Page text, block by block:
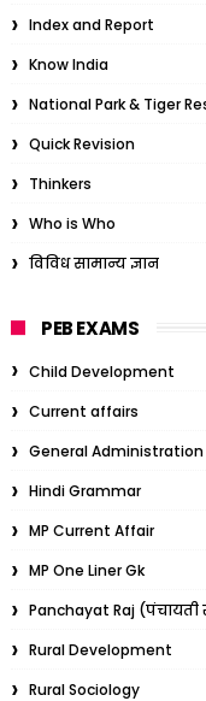
Index and Report
Know India
National Park & Tiger
Quick Revision
Thinkers
Who is Who
विविध सामान्य ज्ञान
PEB EXAMS
Child Development
Current affairs
General Administration
Hindi Grammar
MP Current Affair
MP One Liner Gk
Panchayat Raj (पंचायती
Rural Development
Rural Sociology